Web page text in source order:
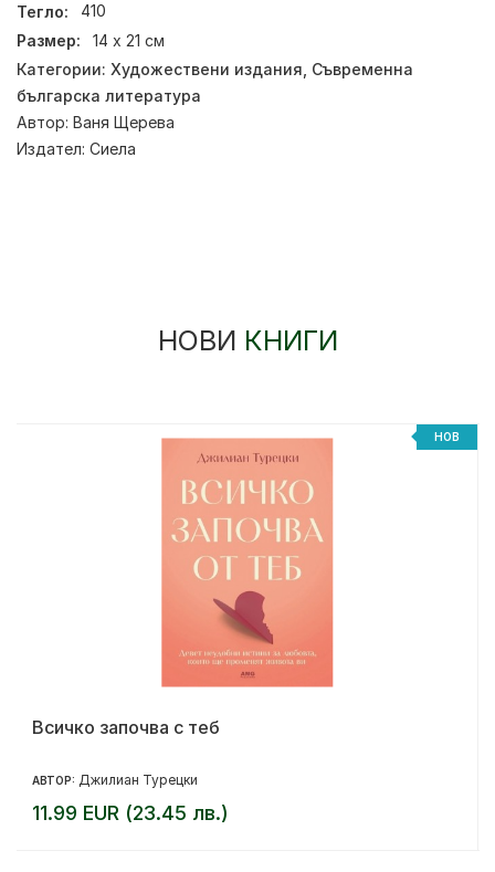
Тегло:
410
Размер:
14 х 21 см
Категории: Художествени издания Съвременна
българска литература
Автор: Ваня Щерева
Издател: Сиела
НОВИ КНИГИ
НОВ
Всичко започва с теб
АВТОР: Джилиан Турецки
11.99 EUR (23.45 лв.)